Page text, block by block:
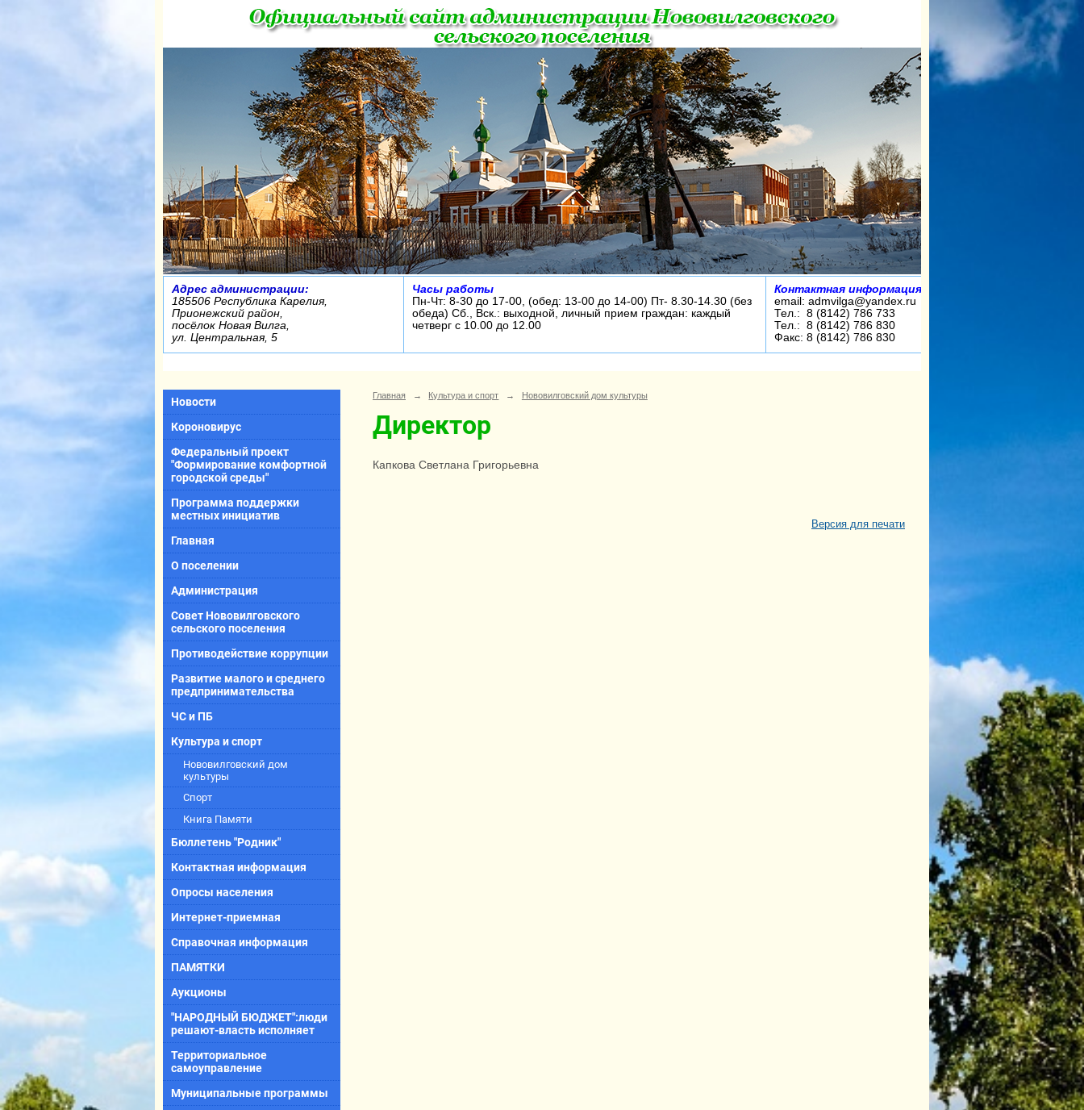
Адрес администрации:
185506 Республика Карелия,
Прионежский район,
посёлок Новая Вилга,
ул. Центральная, 5
Часы работы
Пн-Чт: 8-30 до 17-00, (обед: 13-00 до 14-00) Пт- 8.30-14.30 (без
обеда) Сб., Вск.: выходной, личный прием граждан: каждый
четверг с 10.00 до 12.00
Контактная информация:
email: admvilga@yandex.ru
Тел.: 8 (8142) 786 733
Тел.: 8 (8142) 786 830
Факс: 8 (8142) 786 830
Новости
Короновирус
Федеральный проект
"Формирование комфортной
городской среды"
Программа поддержки
местных инициатив
Главная
О поселении
Администрация
Совет Нововилговского
сельского поселения
Противодействие коррупции
Развитие малого и среднего
предпринимательства
ЧС и ПБ
Культура и спорт
Нововилговский дом
культуры
Спорт
Книга Памяти
Бюллетень "Родник"
Контактная информация
Опросы населения
Интернет-приемная
Справочная информация
ПАМЯТКИ
Аукционы
"НАРОДНЫЙ БЮДЖЕТ":люди
решают-власть исполняет
Территориальное
самоуправление
Муниципальные программы
Главная → Культура и спорт → Нововилговский дом культуры
Директор
Капкова Светлана Григорьевна
Версия для печати